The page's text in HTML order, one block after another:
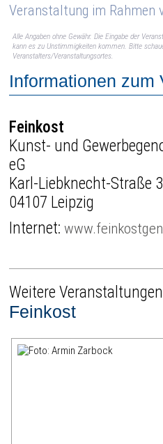
Veranstaltung im Rahmen
Alle Angaben ohne Gewähr. Die Eingabe der
kann es zu Unstimmigkeiten kommen. Bitte
Veranstalters/Veranstaltungsortes.
Informationen zum
Feinkost
Kunst- und
eG
Karl-Liebknecht-Straße
04107 Leipzig
Internet:
Weitere
Feinkost